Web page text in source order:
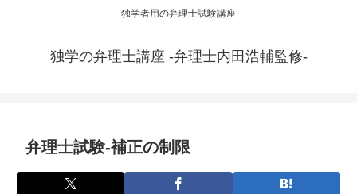
独学者用の弁理士試験講座
独学の弁理士講座 -弁理士内田浩輔監修-
弁理士試験-補正の制限